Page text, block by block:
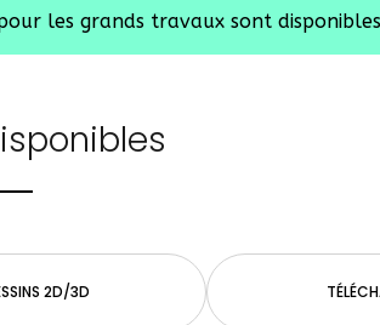
les grands travaux sont
2D/3D